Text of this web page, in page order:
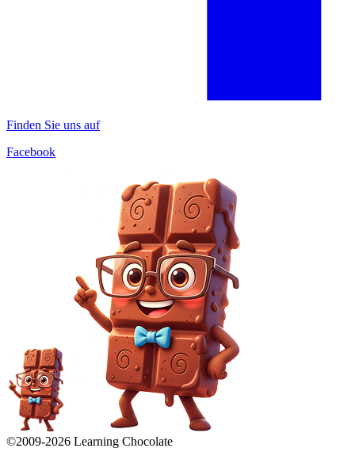
Finden Sie uns auf
Facebook
©2009-2026 Learning Chocolate